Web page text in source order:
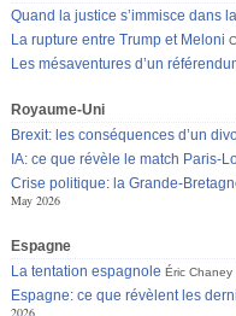
Quand la justice s’immisce dans
La rupture entre Trump et Meloni
Les mésaventures d’un
Royaume-Uni
Brexit: les conséquences d’un
IA: ce que révèle le match Paris-
Crise politique: la Grande-
May 2026
Espagne
La tentation espagnole Éric Chaney
Espagne: ce que révèlent les
2026